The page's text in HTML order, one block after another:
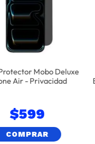
Mobo Deluxe
Air - Privacidad
$599
COMPRAR